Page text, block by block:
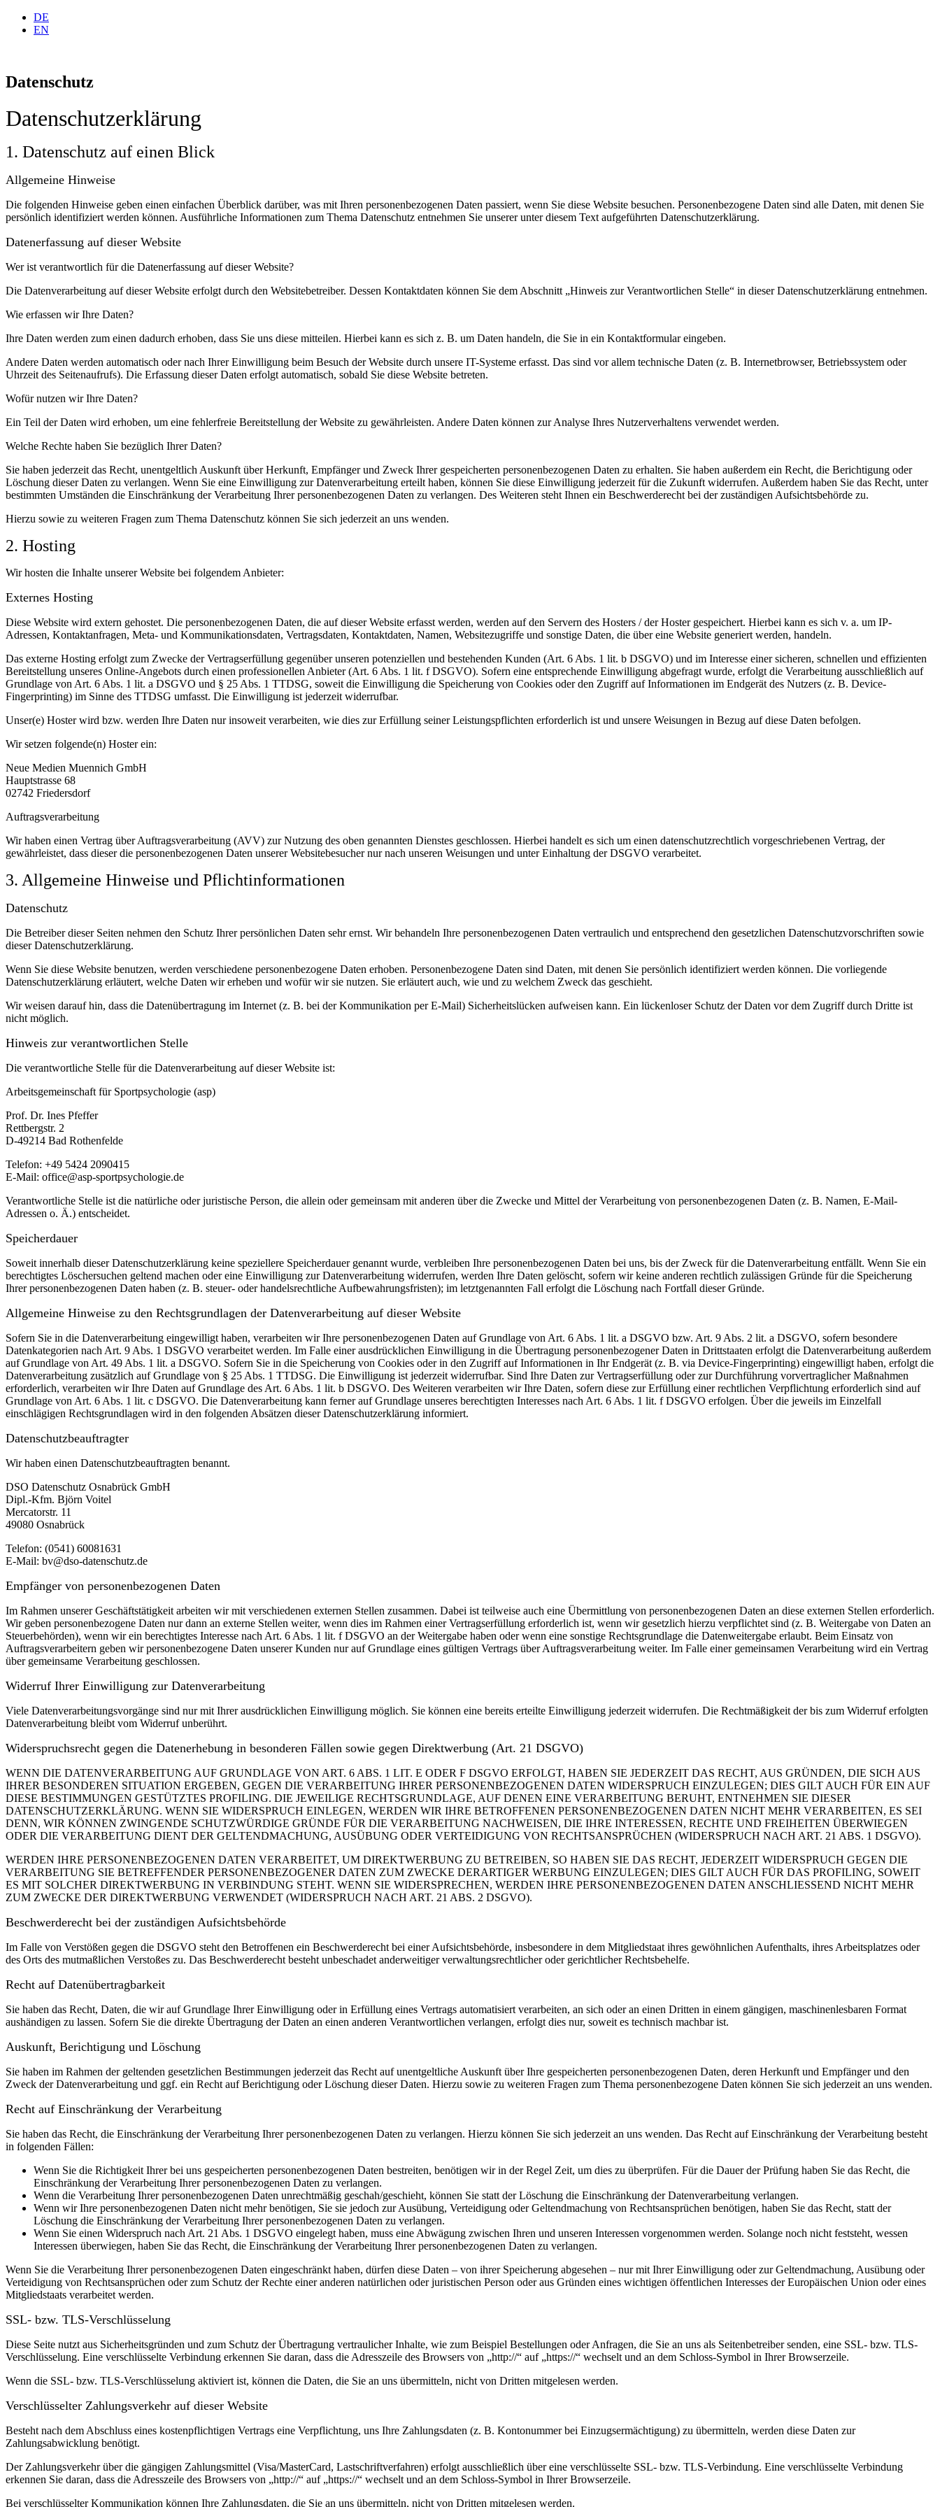
DE
EN
Datenschutz
Datenschutz­erklärung
1. Datenschutz auf einen Blick
Allgemeine Hinweise
Die folgenden Hinweise geben einen einfachen Überblick darüber, was mit Ihren personenbezogenen Daten passiert, wenn Sie diese Website besuchen. Personenbezogene Daten sind alle Daten, mit denen Sie
persönlich identifiziert werden können. Ausführliche Informationen zum Thema Datenschutz entnehmen Sie unserer unter diesem Text aufgeführten Datenschutzerklärung.
Datenerfassung auf dieser Website
Wer ist verantwortlich für die Datenerfassung auf dieser Website?
Die Datenverarbeitung auf dieser Website erfolgt durch den Websitebetreiber. Dessen Kontaktdaten können Sie dem Abschnitt „Hinweis zur Verantwortlichen Stelle“ in dieser Datenschutzerklärung entnehmen.
Wie erfassen wir Ihre Daten?
Ihre Daten werden zum einen dadurch erhoben, dass Sie uns diese mitteilen. Hierbei kann es sich z. B. um Daten handeln, die Sie in ein Kontaktformular eingeben.
Andere Daten werden automatisch oder nach Ihrer Einwilligung beim Besuch der Website durch unsere IT-Systeme erfasst. Das sind vor allem technische Daten (z. B. Internetbrowser, Betriebssystem oder
Uhrzeit des Seitenaufrufs). Die Erfassung dieser Daten erfolgt automatisch, sobald Sie diese Website betreten.
Wofür nutzen wir Ihre Daten?
Ein Teil der Daten wird erhoben, um eine fehlerfreie Bereitstellung der Website zu gewährleisten. Andere Daten können zur Analyse Ihres Nutzerverhaltens verwendet werden.
Welche Rechte haben Sie bezüglich Ihrer Daten?
Sie haben jederzeit das Recht, unentgeltlich Auskunft über Herkunft, Empfänger und Zweck Ihrer gespeicherten personenbezogenen Daten zu erhalten. Sie haben außerdem ein Recht, die Berichtigung oder
Löschung dieser Daten zu verlangen. Wenn Sie eine Einwilligung zur Datenverarbeitung erteilt haben, können Sie diese Einwilligung jederzeit für die Zukunft widerrufen. Außerdem haben Sie das Recht, unter
bestimmten Umständen die Einschränkung der Verarbeitung Ihrer personenbezogenen Daten zu verlangen. Des Weiteren steht Ihnen ein Beschwerderecht bei der zuständigen Aufsichtsbehörde zu.
Hierzu sowie zu weiteren Fragen zum Thema Datenschutz können Sie sich jederzeit an uns wenden.
2. Hosting
Wir hosten die Inhalte unserer Website bei folgendem Anbieter:
Externes Hosting
Diese Website wird extern gehostet. Die personenbezogenen Daten, die auf dieser Website erfasst werden, werden auf den Servern des Hosters / der Hoster gespeichert. Hierbei kann es sich v. a. um IP-
Adressen, Kontaktanfragen, Meta- und Kommunikationsdaten, Vertragsdaten, Kontaktdaten, Namen, Websitezugriffe und sonstige Daten, die über eine Website generiert werden, handeln.
Das externe Hosting erfolgt zum Zwecke der Vertragserfüllung gegenüber unseren potenziellen und bestehenden Kunden (Art. 6 Abs. 1 lit. b DSGVO) und im Interesse einer sicheren, schnellen und effizienten
Bereitstellung unseres Online-Angebots durch einen professionellen Anbieter (Art. 6 Abs. 1 lit. f DSGVO). Sofern eine entsprechende Einwilligung abgefragt wurde, erfolgt die Verarbeitung ausschließlich auf
Grundlage von Art. 6 Abs. 1 lit. a DSGVO und § 25 Abs. 1 TTDSG, soweit die Einwilligung die Speicherung von Cookies oder den Zugriff auf Informationen im Endgerät des Nutzers (z. B. Device-
Fingerprinting) im Sinne des TTDSG umfasst. Die Einwilligung ist jederzeit widerrufbar.
Unser(e) Hoster wird bzw. werden Ihre Daten nur insoweit verarbeiten, wie dies zur Erfüllung seiner Leistungspflichten erforderlich ist und unsere Weisungen in Bezug auf diese Daten befolgen.
Wir setzen folgende(n) Hoster ein:
Neue Medien Muennich GmbH
Hauptstrasse 68
02742 Friedersdorf
Auftragsverarbeitung
Wir haben einen Vertrag über Auftragsverarbeitung (AVV) zur Nutzung des oben genannten Dienstes geschlossen. Hierbei handelt es sich um einen datenschutzrechtlich vorgeschriebenen Vertrag, der
gewährleistet, dass dieser die personenbezogenen Daten unserer Websitebesucher nur nach unseren Weisungen und unter Einhaltung der DSGVO verarbeitet.
3. Allgemeine Hinweise und Pflicht­informationen
Datenschutz
Die Betreiber dieser Seiten nehmen den Schutz Ihrer persönlichen Daten sehr ernst. Wir behandeln Ihre personenbezogenen Daten vertraulich und entsprechend den gesetzlichen Datenschutzvorschriften sowie
dieser Datenschutzerklärung.
Wenn Sie diese Website benutzen, werden verschiedene personenbezogene Daten erhoben. Personenbezogene Daten sind Daten, mit denen Sie persönlich identifiziert werden können. Die vorliegende
Datenschutzerklärung erläutert, welche Daten wir erheben und wofür wir sie nutzen. Sie erläutert auch, wie und zu welchem Zweck das geschieht.
Wir weisen darauf hin, dass die Datenübertragung im Internet (z. B. bei der Kommunikation per E-Mail) Sicherheitslücken aufweisen kann. Ein lückenloser Schutz der Daten vor dem Zugriff durch Dritte ist
nicht möglich.
Hinweis zur verantwortlichen Stelle
Die verantwortliche Stelle für die Datenverarbeitung auf dieser Website ist:
Arbeitsgemeinschaft für Sportpsychologie (asp)
Prof. Dr. Ines Pfeffer
Rettbergstr. 2
D-49214 Bad Rothenfelde
Telefon: +49 5424 2090415
E-Mail: office@asp-sportpsychologie.de
Verantwortliche Stelle ist die natürliche oder juristische Person, die allein oder gemeinsam mit anderen über die Zwecke und Mittel der Verarbeitung von personenbezogenen Daten (z. B. Namen, E-Mail-
Adressen o. Ä.) entscheidet.
Speicherdauer
Soweit innerhalb dieser Datenschutzerklärung keine speziellere Speicherdauer genannt wurde, verbleiben Ihre personenbezogenen Daten bei uns, bis der Zweck für die Datenverarbeitung entfällt. Wenn Sie ein
berechtigtes Löschersuchen geltend machen oder eine Einwilligung zur Datenverarbeitung widerrufen, werden Ihre Daten gelöscht, sofern wir keine anderen rechtlich zulässigen Gründe für die Speicherung
Ihrer personenbezogenen Daten haben (z. B. steuer- oder handelsrechtliche Aufbewahrungsfristen); im letztgenannten Fall erfolgt die Löschung nach Fortfall dieser Gründe.
Allgemeine Hinweise zu den Rechtsgrundlagen der Datenverarbeitung auf dieser Website
Sofern Sie in die Datenverarbeitung eingewilligt haben, verarbeiten wir Ihre personenbezogenen Daten auf Grundlage von Art. 6 Abs. 1 lit. a DSGVO bzw. Art. 9 Abs. 2 lit. a DSGVO, sofern besondere
Datenkategorien nach Art. 9 Abs. 1 DSGVO verarbeitet werden. Im Falle einer ausdrücklichen Einwilligung in die Übertragung personenbezogener Daten in Drittstaaten erfolgt die Datenverarbeitung außerdem
auf Grundlage von Art. 49 Abs. 1 lit. a DSGVO. Sofern Sie in die Speicherung von Cookies oder in den Zugriff auf Informationen in Ihr Endgerät (z. B. via Device-Fingerprinting) eingewilligt haben, erfolgt die
Datenverarbeitung zusätzlich auf Grundlage von § 25 Abs. 1 TTDSG. Die Einwilligung ist jederzeit widerrufbar. Sind Ihre Daten zur Vertragserfüllung oder zur Durchführung vorvertraglicher Maßnahmen
erforderlich, verarbeiten wir Ihre Daten auf Grundlage des Art. 6 Abs. 1 lit. b DSGVO. Des Weiteren verarbeiten wir Ihre Daten, sofern diese zur Erfüllung einer rechtlichen Verpflichtung erforderlich sind auf
Grundlage von Art. 6 Abs. 1 lit. c DSGVO. Die Datenverarbeitung kann ferner auf Grundlage unseres berechtigten Interesses nach Art. 6 Abs. 1 lit. f DSGVO erfolgen. Über die jeweils im Einzelfall
einschlägigen Rechtsgrundlagen wird in den folgenden Absätzen dieser Datenschutzerklärung informiert.
Datenschutz­beauftragter
Wir haben einen Datenschutzbeauftragten benannt.
DSO Datenschutz Osnabrück GmbH
Dipl.-Kfm. Björn Voitel
Mercatorstr. 11
49080 Osnabrück
Telefon: (0541) 60081631
E-Mail: bv@dso-datenschutz.de
Empfänger von personenbezogenen Daten
Im Rahmen unserer Geschäftstätigkeit arbeiten wir mit verschiedenen externen Stellen zusammen. Dabei ist teilweise auch eine Übermittlung von personenbezogenen Daten an diese externen Stellen erforderlich.
Wir geben personenbezogene Daten nur dann an externe Stellen weiter, wenn dies im Rahmen einer Vertragserfüllung erforderlich ist, wenn wir gesetzlich hierzu verpflichtet sind (z. B. Weitergabe von Daten an
Steuerbehörden), wenn wir ein berechtigtes Interesse nach Art. 6 Abs. 1 lit. f DSGVO an der Weitergabe haben oder wenn eine sonstige Rechtsgrundlage die Datenweitergabe erlaubt. Beim Einsatz von
Auftragsverarbeitern geben wir personenbezogene Daten unserer Kunden nur auf Grundlage eines gültigen Vertrags über Auftragsverarbeitung weiter. Im Falle einer gemeinsamen Verarbeitung wird ein Vertrag
über gemeinsame Verarbeitung geschlossen.
Widerruf Ihrer Einwilligung zur Datenverarbeitung
Viele Datenverarbeitungsvorgänge sind nur mit Ihrer ausdrücklichen Einwilligung möglich. Sie können eine bereits erteilte Einwilligung jederzeit widerrufen. Die Rechtmäßigkeit der bis zum Widerruf erfolgten
Datenverarbeitung bleibt vom Widerruf unberührt.
Widerspruchsrecht gegen die Datenerhebung in besonderen Fällen sowie gegen Direktwerbung (Art. 21 DSGVO)
WENN DIE DATENVERARBEITUNG AUF GRUNDLAGE VON ART. 6 ABS. 1 LIT. E ODER F DSGVO ERFOLGT, HABEN SIE JEDERZEIT DAS RECHT, AUS GRÜNDEN, DIE SICH AUS
IHRER BESONDEREN SITUATION ERGEBEN, GEGEN DIE VERARBEITUNG IHRER PERSONENBEZOGENEN DATEN WIDERSPRUCH EINZULEGEN; DIES GILT AUCH FÜR EIN AUF
DIESE BESTIMMUNGEN GESTÜTZTES PROFILING. DIE JEWEILIGE RECHTSGRUNDLAGE, AUF DENEN EINE VERARBEITUNG BERUHT, ENTNEHMEN SIE DIESER
DATENSCHUTZERKLÄRUNG. WENN SIE WIDERSPRUCH EINLEGEN, WERDEN WIR IHRE BETROFFENEN PERSONENBEZOGENEN DATEN NICHT MEHR VERARBEITEN, ES SEI
DENN, WIR KÖNNEN ZWINGENDE SCHUTZWÜRDIGE GRÜNDE FÜR DIE VERARBEITUNG NACHWEISEN, DIE IHRE INTERESSEN, RECHTE UND FREIHEITEN ÜBERWIEGEN
ODER DIE VERARBEITUNG DIENT DER GELTENDMACHUNG, AUSÜBUNG ODER VERTEIDIGUNG VON RECHTSANSPRÜCHEN (WIDERSPRUCH NACH ART. 21 ABS. 1 DSGVO).
WERDEN IHRE PERSONENBEZOGENEN DATEN VERARBEITET, UM DIREKTWERBUNG ZU BETREIBEN, SO HABEN SIE DAS RECHT, JEDERZEIT WIDERSPRUCH GEGEN DIE
VERARBEITUNG SIE BETREFFENDER PERSONENBEZOGENER DATEN ZUM ZWECKE DERARTIGER WERBUNG EINZULEGEN; DIES GILT AUCH FÜR DAS PROFILING, SOWEIT
ES MIT SOLCHER DIREKTWERBUNG IN VERBINDUNG STEHT. WENN SIE WIDERSPRECHEN, WERDEN IHRE PERSONENBEZOGENEN DATEN ANSCHLIESSEND NICHT MEHR
ZUM ZWECKE DER DIREKTWERBUNG VERWENDET (WIDERSPRUCH NACH ART. 21 ABS. 2 DSGVO).
Beschwerde­recht bei der zuständigen Aufsichts­behörde
Im Falle von Verstößen gegen die DSGVO steht den Betroffenen ein Beschwerderecht bei einer Aufsichtsbehörde, insbesondere in dem Mitgliedstaat ihres gewöhnlichen Aufenthalts, ihres Arbeitsplatzes oder
des Orts des mutmaßlichen Verstoßes zu. Das Beschwerderecht besteht unbeschadet anderweitiger verwaltungsrechtlicher oder gerichtlicher Rechtsbehelfe.
Recht auf Daten­übertrag­barkeit
Sie haben das Recht, Daten, die wir auf Grundlage Ihrer Einwilligung oder in Erfüllung eines Vertrags automatisiert verarbeiten, an sich oder an einen Dritten in einem gängigen, maschinenlesbaren Format
aushändigen zu lassen. Sofern Sie die direkte Übertragung der Daten an einen anderen Verantwortlichen verlangen, erfolgt dies nur, soweit es technisch machbar ist.
Auskunft, Berichtigung und Löschung
Sie haben im Rahmen der geltenden gesetzlichen Bestimmungen jederzeit das Recht auf unentgeltliche Auskunft über Ihre gespeicherten personenbezogenen Daten, deren Herkunft und Empfänger und den
Zweck der Datenverarbeitung und ggf. ein Recht auf Berichtigung oder Löschung dieser Daten. Hierzu sowie zu weiteren Fragen zum Thema personenbezogene Daten können Sie sich jederzeit an uns wenden.
Recht auf Einschränkung der Verarbeitung
Sie haben das Recht, die Einschränkung der Verarbeitung Ihrer personenbezogenen Daten zu verlangen. Hierzu können Sie sich jederzeit an uns wenden. Das Recht auf Einschränkung der Verarbeitung besteht
in folgenden Fällen:
Wenn Sie die Richtigkeit Ihrer bei uns gespeicherten personenbezogenen Daten bestreiten, benötigen wir in der Regel Zeit, um dies zu überprüfen. Für die Dauer der Prüfung haben Sie das Recht, die
Einschränkung der Verarbeitung Ihrer personenbezogenen Daten zu verlangen.
Wenn die Verarbeitung Ihrer personenbezogenen Daten unrechtmäßig geschah/geschieht, können Sie statt der Löschung die Einschränkung der Datenverarbeitung verlangen.
Wenn wir Ihre personenbezogenen Daten nicht mehr benötigen, Sie sie jedoch zur Ausübung, Verteidigung oder Geltendmachung von Rechtsansprüchen benötigen, haben Sie das Recht, statt der
Löschung die Einschränkung der Verarbeitung Ihrer personenbezogenen Daten zu verlangen.
Wenn Sie einen Widerspruch nach Art. 21 Abs. 1 DSGVO eingelegt haben, muss eine Abwägung zwischen Ihren und unseren Interessen vorgenommen werden. Solange noch nicht feststeht, wessen
Interessen überwiegen, haben Sie das Recht, die Einschränkung der Verarbeitung Ihrer personenbezogenen Daten zu verlangen.
Wenn Sie die Verarbeitung Ihrer personenbezogenen Daten eingeschränkt haben, dürfen diese Daten – von ihrer Speicherung abgesehen – nur mit Ihrer Einwilligung oder zur Geltendmachung, Ausübung oder
Verteidigung von Rechtsansprüchen oder zum Schutz der Rechte einer anderen natürlichen oder juristischen Person oder aus Gründen eines wichtigen öffentlichen Interesses der Europäischen Union oder eines
Mitgliedstaats verarbeitet werden.
SSL- bzw. TLS-Verschlüsselung
Diese Seite nutzt aus Sicherheitsgründen und zum Schutz der Übertragung vertraulicher Inhalte, wie zum Beispiel Bestellungen oder Anfragen, die Sie an uns als Seitenbetreiber senden, eine SSL- bzw. TLS-
Verschlüsselung. Eine verschlüsselte Verbindung erkennen Sie daran, dass die Adresszeile des Browsers von „http://“ auf „https://“ wechselt und an dem Schloss-Symbol in Ihrer Browserzeile.
Wenn die SSL- bzw. TLS-Verschlüsselung aktiviert ist, können die Daten, die Sie an uns übermitteln, nicht von Dritten mitgelesen werden.
Verschlüsselter Zahlungsverkehr auf dieser Website
Besteht nach dem Abschluss eines kostenpflichtigen Vertrags eine Verpflichtung, uns Ihre Zahlungsdaten (z. B. Kontonummer bei Einzugsermächtigung) zu übermitteln, werden diese Daten zur
Zahlungsabwicklung benötigt.
Der Zahlungsverkehr über die gängigen Zahlungsmittel (Visa/MasterCard, Lastschriftverfahren) erfolgt ausschließlich über eine verschlüsselte SSL- bzw. TLS-Verbindung. Eine verschlüsselte Verbindung
erkennen Sie daran, dass die Adresszeile des Browsers von „http://“ auf „https://“ wechselt und an dem Schloss-Symbol in Ihrer Browserzeile.
Bei verschlüsselter Kommunikation können Ihre Zahlungsdaten, die Sie an uns übermitteln, nicht von Dritten mitgelesen werden.